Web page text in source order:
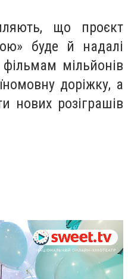
що проєкт
буде й надалі
мільйонів
доріжку, а
нових розіграшів